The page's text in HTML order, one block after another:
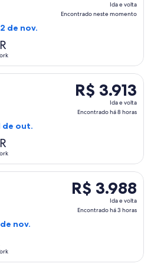
e
Ida e volta
Encontrado neste momento
de nov.
R$ 3.913
Ida
e
horas
R$ 3.913
Ida e volta
Encontrado há 8 horas
de out.
que sai em qua., 21 de out. de
R$ 3.988
Ida
R$ 3.988
Ida e volta
Encontrado há 3 horas
nov.
Aereas S.A., que sai em